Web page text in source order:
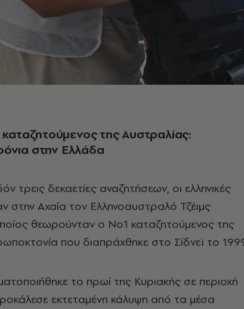
καταζητούμενος της Αυστραλίας:
στην Ελλάδα
τρεις δεκαετίες αναζητήσεων, οι ελληνικές
στην Αχαΐα τον Ελληνοαυστραλό Τζέιμς
θεωρούνταν ο Νο1 καταζητούμενος της
που διαπράχθηκε στο Σίδνεϊ το
το πρωί της Κυριακής σε περιοχή
εκτεταμένη κάλυψη από τα μέσα